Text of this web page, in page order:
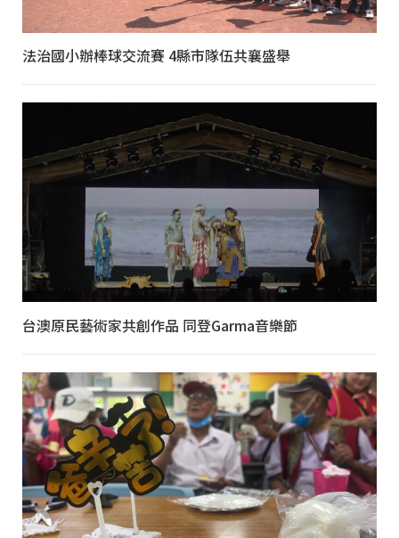
法治國小辦棒球交流賽 4縣市隊伍共襄盛舉
台澳原民藝術家共創作品 同登Garma音樂節